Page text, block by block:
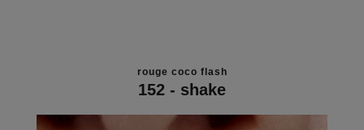
rouge coco flash
152 - shake